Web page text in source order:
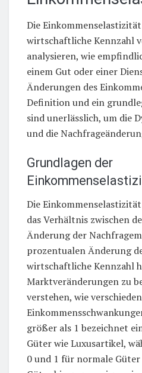
Die
wirtschaftliche Kennzahl
analysieren, wie
einem Gut oder einer
Änderungen des
Definition und ein
sind unerlässlich, um die
und die
Grundlagen der
Die
das Verhältnis zwischen
Änderung der
prozentualen Änderung
wirtschaftliche Kennzahl
Marktveränderungen zu
verstehen, wie
größer als 1 bezeichnet
Güter wie Luxusartikel,
0 und 1 für normale